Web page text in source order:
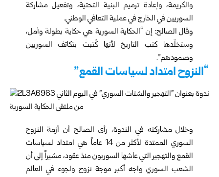
والكريمة، وإعادة ترميم البنية التحتية، وتفعيل مشاركة
السوريين في الخارج في عملية التعافي الوطني.
وقال الصالح: إن “الحكاية السورية هي حكاية بطولة وأمل،
وستخلّدها كتب التاريخ لأنها كُتبت بتكاتف السوريين
وصمودهم”.
“النزوح امتداد لسياسات القمع”
وخلال مشاركته في الندوة، رأى الصالحأن أزمة النزوح
السوري الممتدة لأكثر من 14 عاماً هي امتداد لسياسات
القمع والتهجير التي عاشها السوريون منذ عقود، مشيراً إلى أن
الشعب السوري واجه أكبر موجة نزوح ولجوء في العالم